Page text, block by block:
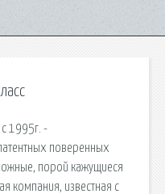
1995г. -
поверенных
порой кажущиеся
компания, известная с